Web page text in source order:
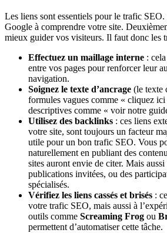
Les liens sont essentiels pour le trafic
Google à comprendre votre site.
mieux guider vos visiteurs. Il faut donc les
Effectuez un maillage interne :
entre vos pages pour renforcer leur
navigation.
Soignez le texte d’ancrage (le texte
formules vagues comme « cliquez ici
descriptives comme « voir notre
Utilisez des backlinks : ces liens
votre site, sont toujours un facteur
utile pour un bon trafic SEO. Vous
naturellement en publiant des
sites auront envie de citer. Mais
publications invitées, ou des
spécialisés.
Vérifiez les liens cassés et brisés :
votre trafic SEO, mais aussi à
outils comme Screaming Frog ou
permettent d’automatiser cette tâche.